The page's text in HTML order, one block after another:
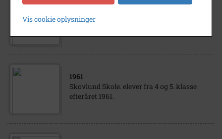
Skovlund Skole. 3. klasse efteråret 1961.
1961
Skovlund Skole. elever fra 4 og 5. klasse
efteråret 1961.
Vis cookie oplysninger